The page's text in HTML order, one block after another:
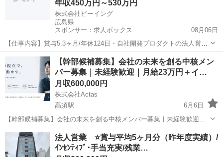
年収450万円～530万円
株式会社ビーイング
広島県
スポンサー：求人ボックス
08月06日
【仕事内容】賞与5.3ヶ月/年休124日・自社開発プロダクトの法人営業|
業界トップシェア 仕事内容: 「営業職」 ・建設会社「地場大手～中
小」や官公庁「国交省、農水省、地方自治体など」への法人向けシス
テムを提案販売する仕事です「新...
【幹部候補募集】会社の未来を創る中核メン
バー募集｜未経験歓迎｜月給23万円＋イ…
月収600,000円
株式会社Actas
高須駅
6月6日
【幹部候補募集】会社の未来を創る中核メンバー募集｜未経験歓迎｜
月給23万円＋インセンティブ 株式会社Actasは今、事業拡大フェーズ
に入っています。 だからこそ今回募集するのは、 ただの営業スタッフ
ではありません。 将...
広島 広島市 高須駅 代理店営業
法人営業 ⭐️賞与平均5ヶ月分（昨年度実績）/
ｲﾝｾﾝﾃｨﾌﾞ･手当充実/残業…